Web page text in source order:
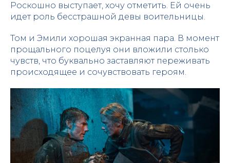
Роскошно выступает, хочу отметить. Ей очень
идет роль бесстрашной девы воительницы.
Том и Эмили хорошая экранная пара. В момент
прощального поцелуя они вложили столько
чувств, что буквально заставляют переживать
происходящее и сочувствовать героям.